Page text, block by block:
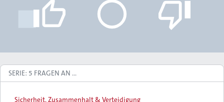
SERIE: 5 FRAGEN AN ...
Sicherheit, Zusammenhalt & Verteidigung